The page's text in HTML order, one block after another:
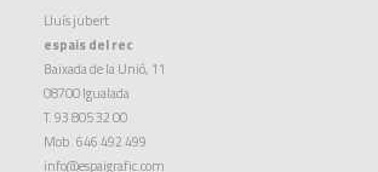
Lluís jubert
espais del rec
Baixada de la Unió, 11
08700 Igualada
T. 93 805 32 00
Mob. 646 492 499
info@espaigrafic.com